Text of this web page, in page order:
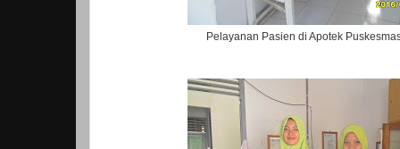
Pelayanan Pasien di Apotek